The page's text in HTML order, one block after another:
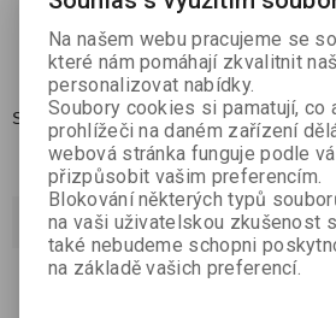

Přidat do oblíbených
Skladem:2
Dotaz na výrobek
Váš email *
Na našem webu pracujeme se
které nám pomáhají zkvalitnit
personalizovat nabídky.
Soubory cookies si pamatují, co
prohlížeči na daném zařízení
webová stránka funguje podle
přizpůsobit vašim preferencím.
Blokování některých typů
na vaši uživatelskou zkušenost
také nebudeme schopni
na základě vašich preferencí.